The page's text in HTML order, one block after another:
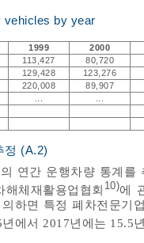
vehicles by year
1999
2000
113,427
80,720
129,428
123,276
220,008
89,907
정 (A.2)
연간 운행차량 통계
체재활용업협회 10)에
하면 특정 폐차전문기
에서 2017년에는 15.5